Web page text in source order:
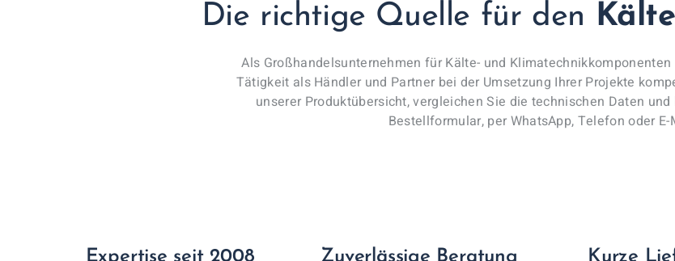
Die richtige Quelle für den
Als Großhandelsunternehmen für Kälte- und
Tätigkeit als Händler und Partner bei der Umsetzung Ihrer Projekte
unserer Produktübersicht, vergleichen Sie die technischen Daten
Bestellformular, per WhatsApp, Telefon oder E-